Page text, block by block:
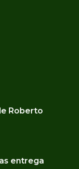
Roberto
entrega